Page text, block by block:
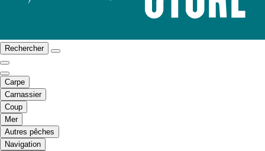
Rechercher
Carpe
Carnassier
Coup
Mer
Autres pêches
Navigation